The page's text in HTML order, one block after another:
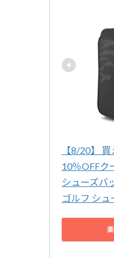
【8/20】
10％OFFク
シューズバ
ゴルフ シ